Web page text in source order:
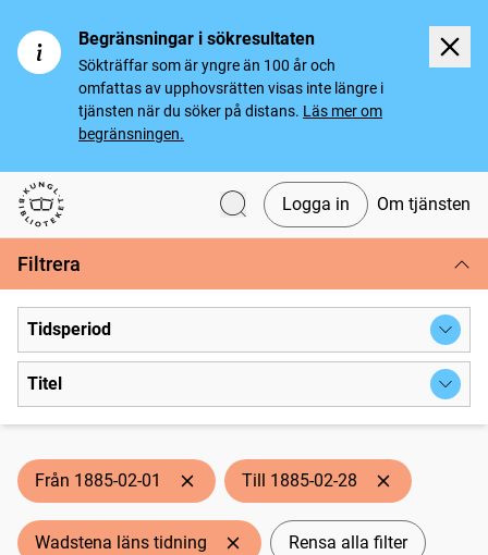
Begränsningar i sökresultaten
Sökträffar som är yngre än 100 år och
omfattas av upphovsrätten visas inte längre i
tjänsten när du söker på distans. Läs mer om
begränsningen.
Svenska tidningar
Logga in Om tjänsten
Filtrera
Tidsperiod
Titel
Från 1885-02-01 Till 1885-02-28
Wadstena läns tidning Rensa alla filter